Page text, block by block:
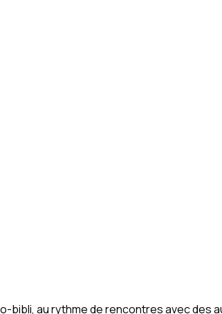
au rythme de rencontres avec des